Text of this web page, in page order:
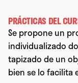
PRÁCTICAS DEL
Se propone un
individualizado
tapizado de un
bien se lo facilita